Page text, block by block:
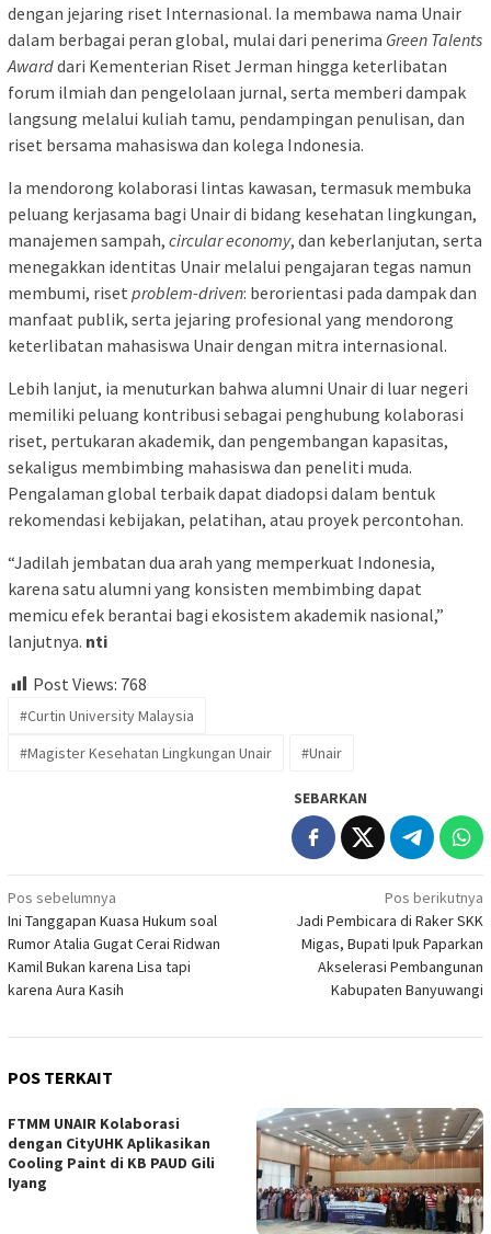
dengan jejaring riset Internasional. Ia membawa nama Unair
dalam berbagai peran global, mulai dari penerima Green Talents
Awarddari Kementerian Riset Jerman hingga keterlibatan
forum ilmiah dan pengelolaan jurnal, serta memberi dampak
langsung melalui kuliah tamu, pendampingan penulisan, dan
riset bersama mahasiswa dan kolega Indonesia.
Ia mendorong kolaborasi lintas kawasan, termasuk membuka
peluang kerjasama bagi Unair di bidang kesehatan lingkungan,
manajemen sampah, circulareconomy, dan keberlanjutan, serta
menegakkan identitas Unair melalui pengajaran tegas namun
membumi, riset problem-driven: berorientasi pada dampak dan
manfaat publik, serta jejaring profesional yang mendorong
keterlibatan mahasiswa Unair dengan mitra internasional.
Lebih lanjut, ia menuturkan bahwa alumni Unair di luar negeri
memiliki peluang kontribusi sebagai penghubung kolaborasi
riset, pertukaran akademik, dan pengembangan kapasitas,
sekaligus membimbing mahasiswa dan peneliti muda.
Pengalaman global terbaik dapat diadopsi dalam bentuk
rekomendasi kebijakan, pelatihan, atau proyek percontohan.
“Jadilah jembatan dua arah yang memperkuat Indonesia,
karena satu alumni yang konsisten membimbing dapat
memicu efek berantai bagi ekosistem akademik nasional,”
lanjutnya. nti
Post Views: 768
#Curtin University Malaysia
#Magister Kesehatan Lingkungan Unair
#Unair
SEBARKAN
Navigasi
pos
Pos sebelumnya
Ini Tanggapan Kuasa Hukum soal
Rumor Atalia Gugat Cerai Ridwan
Kamil Bukan karena Lisa tapi
karena Aura Kasih
Pos berikutnya
Jadi Pembicara di Raker SKK
Migas, Bupati Ipuk Paparkan
Akselerasi Pembangunan
Kabupaten Banyuwangi
POS TERKAIT
FTMM UNAIR Kolaborasi
dengan CityUHK Aplikasikan
Cooling Paint di KB PAUD Gili
Iyang